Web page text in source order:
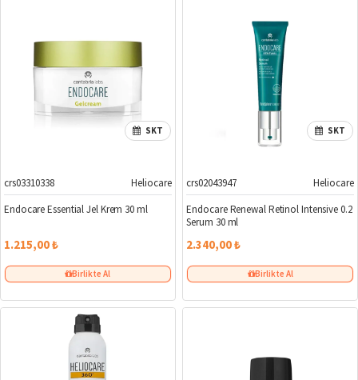
SKT
crs03310338
Heliocare
Endocare Essential Jel Krem 30 ml
1.215,00 ₺
Birlikte Al
SKT
crs02043947
Heliocare
Endocare Renewal Retinol Intensive 0.2
Serum 30 ml
2.340,00 ₺
Birlikte Al